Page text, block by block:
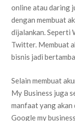
online atau daring
dengan membuat
dijalankan. Seperti
Twitter. Membuat
bisnis jadi
Selain membuat
My Business juga
manfaat yang akan
Google my